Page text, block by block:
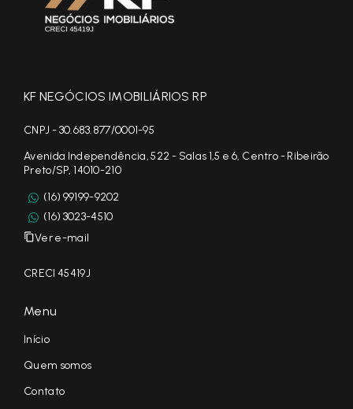
KF NEGÓCIOS IMOBILIÁRIOS RP
CNPJ - 30.683.877/0001-95
Avenida Independência, 522 - Salas 1,5 e 6, Centro - Ribeirão
Preto/SP, 14010-210
(16) 99199-9202
(16) 3023-4510
Ver e-mail
CRECI 45419J
Menu
Início
Quem somos
Contato